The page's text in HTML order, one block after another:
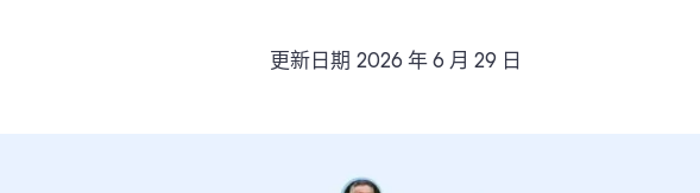
更新日期 2026 年 6 月 29 日